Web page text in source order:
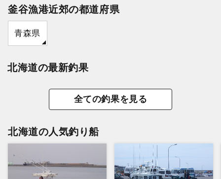
釜谷漁港近郊の都道府県
青森県
北海道の最新釣果
全ての釣果を見る
北海道の人気釣り船